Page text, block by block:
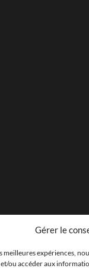
Gérer le
meilleures expériences,
ou accéder aux